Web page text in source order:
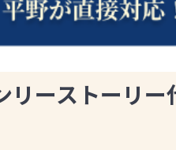
リーストーリー